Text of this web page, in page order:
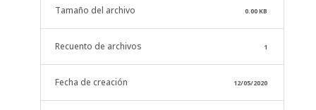
Tamaño del archivo 0.00 KB
Recuento de archivos 1
Fecha de creación 12/05/2020